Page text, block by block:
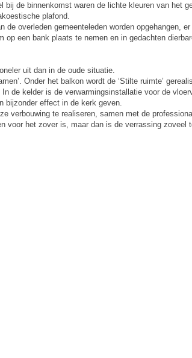
de binnenkomst waren de lichte kleuren van het
plafond.
overleden gemeenteleden worden opgehangen,
een bank plaats te nemen en in gedachten
uit dan in de oude situatie.
Onder het balkon wordt de ‘Stilte ruimte’
de kelder is de verwarmingsinstallatie voor de
bijzonder effect in de kerk geven.
verbouwing te realiseren, samen met de
voor het zover is, maar dan is de verrassing zoveel